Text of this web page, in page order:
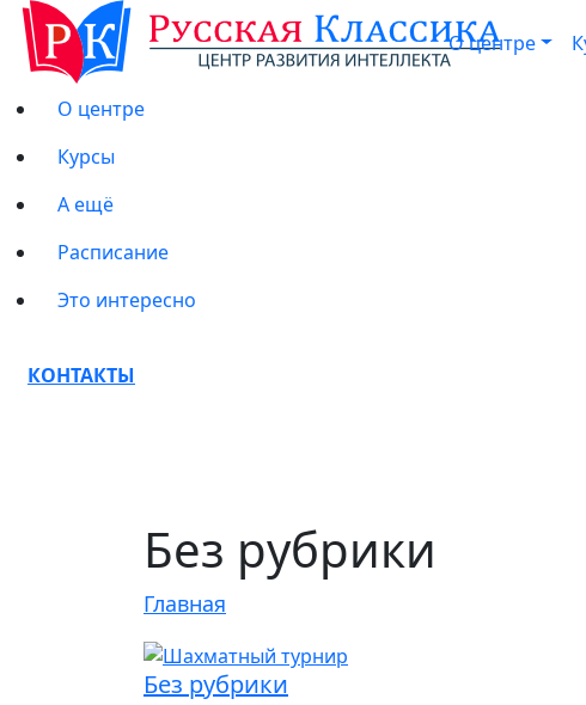
О центре
О центре
Курсы
А ещё
Расписание
Это интересно
КОНТАКТЫ
Без рубрики
Главная
Без рубрики